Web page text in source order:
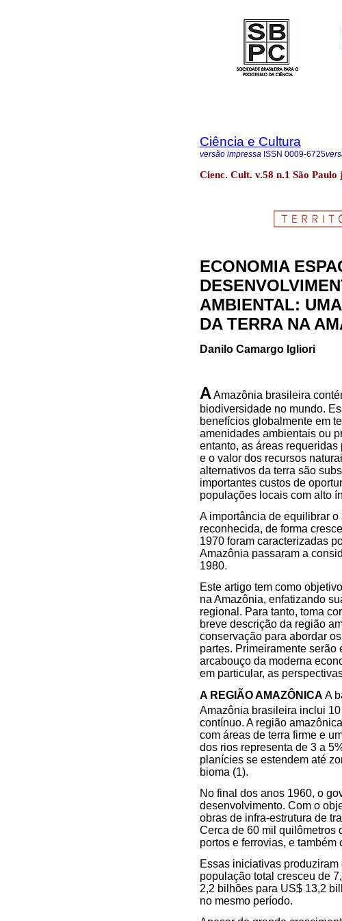
Ciência e Cultura
versão impressa ISSN 0009-6725
Cienc. Cult. v.58 n.1 São Paulo
ECONOMIA
AMBIENTAL:
DA TERRA NA
Danilo Camargo Igliori
AAmazônia brasileira
biodiversidade no mundo.
benefícios globalmente em
amenidades ambientais ou
entanto, as áreas
e o valor dos recursos
alternativos da terra são
importantes custos de
populações locais com alto
A importância de equilibrar o
reconhecida, de forma
1970 foram caracterizadas
Amazônia passaram a
1980.
Este artigo tem como
na Amazônia, enfatizando
regional. Para tanto, toma
breve descrição da região
conservação para abordar
partes. Primeiramente
arcabouço da moderna
em particular, as
A REGIÃO AMAZÔNICA A
Amazônia brasileira inclui
contínuo. A região
com áreas de terra firme e
dos rios representa de 3 a
planícies se estendem até
bioma (1).
No final dos anos 1960, o
desenvolvimento. Com o
obras de infra-estrutura de
Cerca de 60 mil quilômetros
portos e ferrovias, e
Essas iniciativas
população total cresceu de
2,2 bilhões para US$ 13,2
no mesmo período.